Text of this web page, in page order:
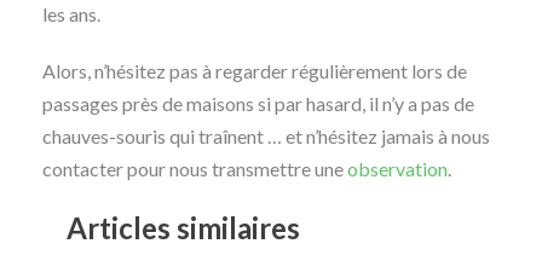
les ans.
Alors, n’hésitez pas à regarder régulièrement lors de
passages près de maisons si par hasard, il n’y a pas de
chauves-souris qui traînent … et n’hésitez jamais à nous
contacter pour nous transmettre uneobservation
Articles similaires